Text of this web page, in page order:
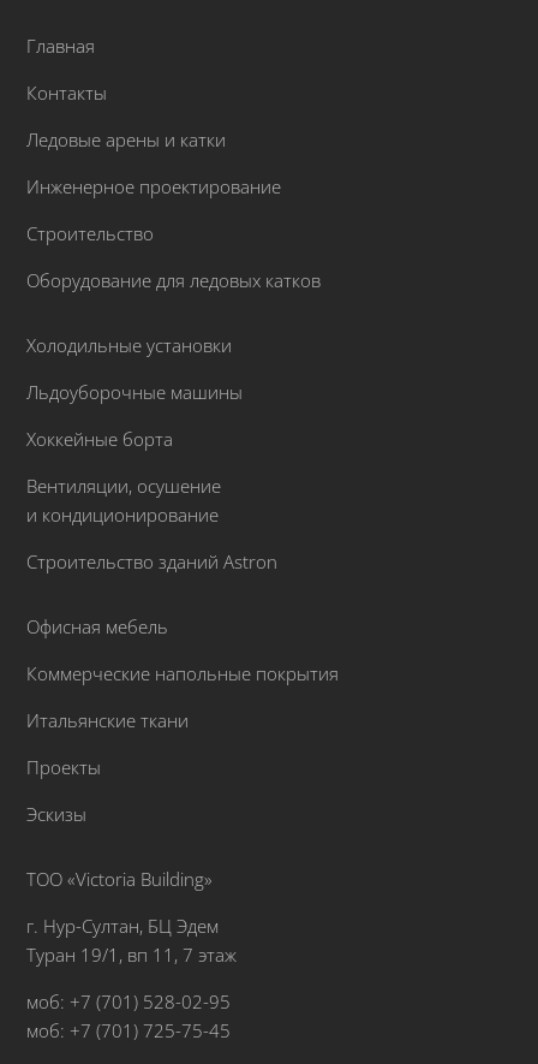
Главная
Контакты
Ледовые арены и катки
Инженерное проектирование
Строительство
Оборудование для ледовых катков
Холодильные установки
Льдоуборочные машины
Хоккейные борта
Вентиляции, осушение
и кондиционирование
Строительство зданий Astron
Офисная мебель
Коммерческие напольные покрытия
Итальянские ткани
Проекты
Эскизы
ТОО «Victoria Building»
г. Нур-Султан, БЦ Эдем
Туран 19/1, вп 11, 7 этаж
моб: +7 (701) 528-02-95
моб: +7 (701) 725-75-45